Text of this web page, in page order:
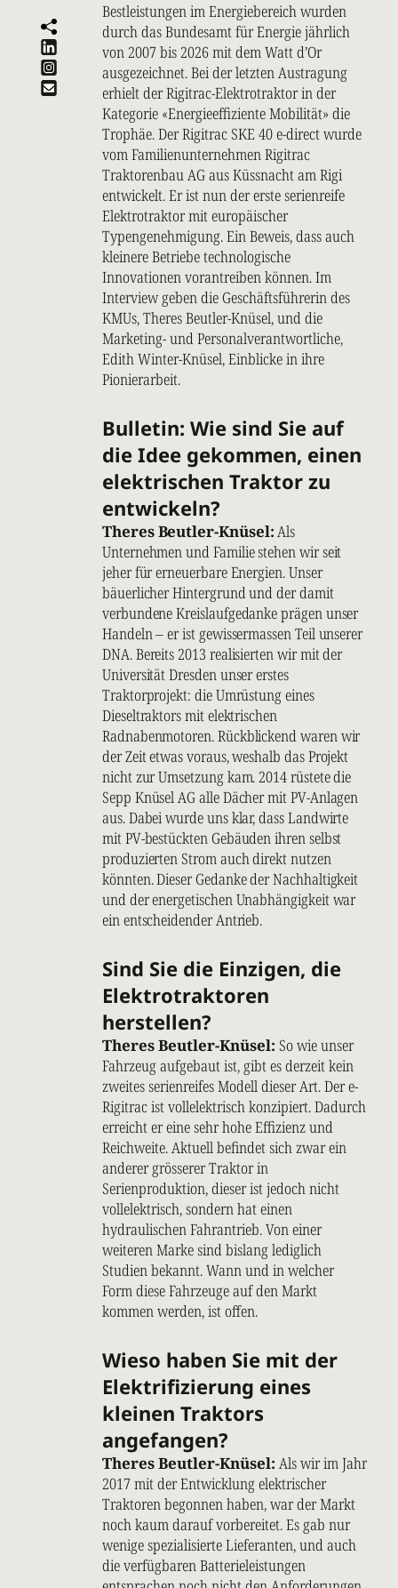
Bestleistungen im Energiebereich wurden
durch das Bundesamt für Energie jährlich
von 2007 bis 2026 mit dem Watt d’Or
ausgezeichnet. Bei der letzten Austragung
erhielt der Rigitrac-Elektrotraktor in der
Kategorie «Energieeffiziente Mobilität» die
Trophäe. Der Rigitrac SKE 40 e-direct wurde
vom Familienunternehmen Rigitrac
Traktorenbau AG aus Küssnacht am Rigi
entwickelt. Er ist nun der erste serienreife
Elektrotraktor mit europäischer
Typengenehmigung. Ein Beweis, dass auch
kleinere Betriebe technologische
Innovationen vorantreiben können. Im
Interview geben die Geschäftsführerin des
KMUs, Theres Beutler-Knüsel, und die
Marketing- und Personalverantwortliche,
Edith Winter-Knüsel, Einblicke in ihre
Pionierarbeit.
Bulletin: Wie sind Sie auf
die Idee gekommen, einen
elektrischen Traktor zu
entwickeln?
Theres Beutler-Knüsel:Als
Unternehmen und Familie stehen wir seit
jeher für erneuerbare Energien. Unser
bäuerlicher Hintergrund und der damit
verbundene Kreislaufgedanke prägen unser
Handeln – er ist gewissermassen Teil unserer
DNA. Bereits 2013 realisierten wir mit der
Universität Dresden unser erstes
Traktorprojekt: die Umrüstung eines
Dieseltraktors mit elektrischen
Radnabenmotoren. Rückblickend waren wir
der Zeit etwas voraus, weshalb das Projekt
nicht zur Umsetzung kam. 2014 rüstete die
Sepp Knüsel AG alle Dächer mit PV-Anlagen
aus. Dabei wurde uns klar, dass Landwirte
mit PV-bestückten Gebäuden ihren selbst
produzierten Strom auch direkt nutzen
könnten. Dieser Gedanke der Nachhaltigkeit
und der energetischen Unabhängigkeit war
ein entscheidender Antrieb.
Sind Sie die Einzigen, die
Elektrotraktoren
herstellen?
Theres Beutler-Knüsel: So wie unser
Fahrzeug aufgebaut ist, gibt es derzeit kein
zweites serienreifes Modell dieser Art. Der e-
Rigitrac ist vollelektrisch konzipiert. Dadurch
erreicht er eine sehr hohe Effizienz und
Reichweite. Aktuell befindet sich zwar ein
anderer grösserer Traktor in
Serienproduktion, dieser ist jedoch nicht
vollelektrisch, sondern hat einen
hydraulischen Fahrantrieb. Von einer
weiteren Marke sind bislang lediglich
Studien bekannt. Wann und in welcher
Form diese Fahrzeuge auf den Markt
kommen werden, ist offen.
Wieso haben Sie mit der
Elektrifizierung eines
kleinen Traktors
angefangen?
Theres Beutler-Knüsel: Als wir im Jahr
2017 mit der Entwicklung elektrischer
Traktoren begonnen haben, war der Markt
noch kaum darauf vorbereitet. Es gab nur
wenige spezialisierte Lieferanten, und auch
die verfügbaren Batterieleistungen